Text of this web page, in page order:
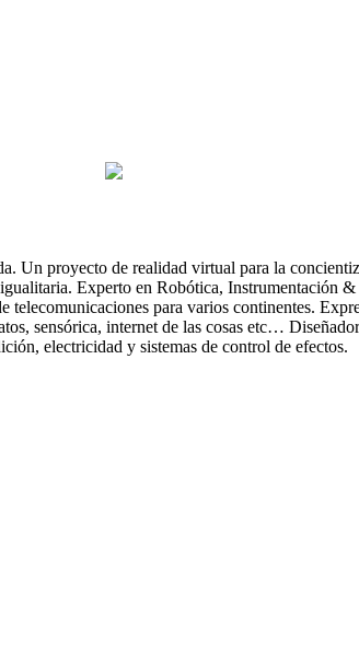
Un proyecto de realidad virtual para la
Experto en Robótica, Instrumentación
para varios continentes.
sensórica, internet de las cosas etc…
electricidad y sistemas de control de efectos.